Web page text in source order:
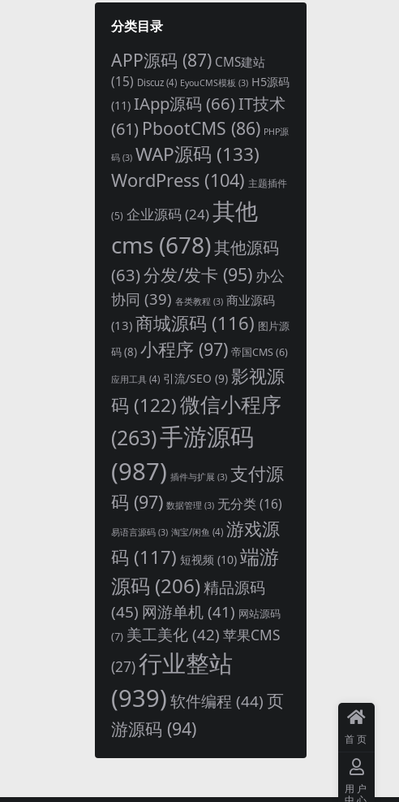
分类目录
APP源码 (87) CMS建站
(15) Discuz (4) EyouCMS模板 (3) H5源码
(11) IApp源码 (66)IT技术
(61) PbootCMS (86) PHP源
码 (3) WAP源码 (133)
WordPress (104) 主题插件
(5) 企业源码 (24)其他
cms (678)其他源码
(63)分发/发卡 (95) 办公
协同 (39) 各类教程 (3) 商业源码
(13) 商城源码 (116) 图片源
码(8) 小程序 (97) 帝国CMS(6)
应用工具 (4) 引流/SEO (9) 影视源
码 (122)微信小程序
(263)手游源码
(987) 插件与扩展 (3) 支付源
码 (97) 数据管理 (3) 无分类(16)
易语言源码 (3) 淘宝/闲鱼 (4) 游戏源
码 (117) 短视频 (10) 端游
源码 (206)精品源码
(45) 网游单机 (41) 网站源码
(7) 美工美化 (42) 苹果CMS
(27)行业整站
(939)软件编程 (44)页
游源码 (94) 首页
用户